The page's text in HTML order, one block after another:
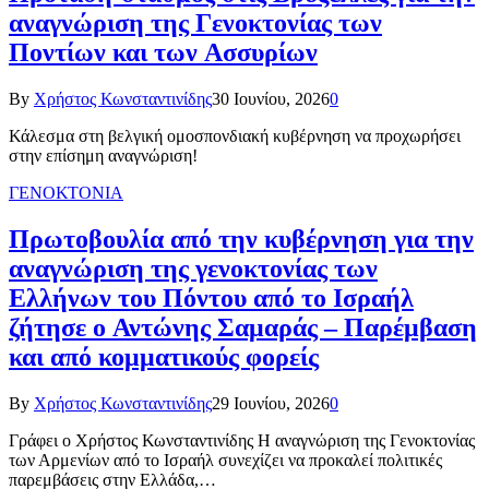
αναγνώριση της Γενοκτονίας των
Ποντίων και των Ασσυρίων
By Χρήστος Κωνσταντινίδης30 Ιουνίου, 20260
Κάλεσμα στη βελγική ομοσπονδιακή κυβέρνηση να προχωρήσει
στην επίσημη αναγνώριση!
ΓΕΝΟΚΤΟΝΙΑ
Πρωτοβουλία από την κυβέρνηση για την
αναγνώριση της γενοκτονίας των
Ελλήνων του Πόντου από το Ισραήλ
ζήτησε ο Αντώνης Σαμαράς – Παρέμβαση
και από κομματικούς φορείς
By Χρήστος Κωνσταντινίδης29 Ιουνίου, 20260
Γράφει ο Χρήστος Κωνσταντινίδης Η αναγνώριση της Γενοκτονίας
των Αρμενίων από το Ισραήλ συνεχίζει να προκαλεί πολιτικές
παρεμβάσεις στην Ελλάδα,…